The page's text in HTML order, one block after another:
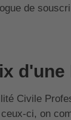
de
Civile
ci, on